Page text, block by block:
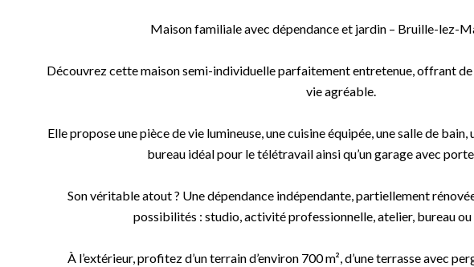
Maison familiale avec dépendance et jardin – Bruille-lez-
Découvrez cette maison semi-individuelle parfaitement entretenue, offrant de
vie agréable.
Elle propose une pièce de vie lumineuse, une cuisine équipée, une salle de
bureau idéal pour le télétravail ainsi qu’un garage avec
Son véritable atout ? Une dépendance indépendante, partiellement
possibilités : studio, activité professionnelle, atelier, bureau
À l’extérieur, profitez d’un terrain d’environ 700 m², d’une terrasse avec